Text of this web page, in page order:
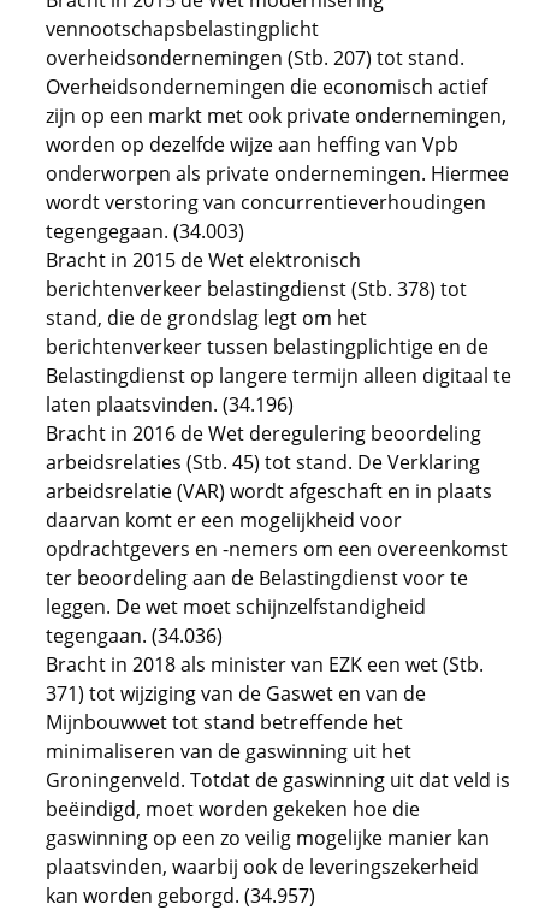
vennootschapsbelastingplicht
overheidsondernemingen (Stb. 207) tot stand.
Overheidsondernemingen die economisch actief
zijn op een markt met ook private ondernemingen,
worden op dezelfde wijze aan heffing van Vpb
onderworpen als private ondernemingen. Hiermee
wordt verstoring van concurrentieverhoudingen
tegengegaan. (34.003)
Bracht in 2015 de Wet elektronisch
berichtenverkeer belastingdienst (Stb. 378) tot
stand, die de grondslag legt om het
berichtenverkeer tussen belastingplichtige en de
Belastingdienst op langere termijn alleen digitaal te
laten plaatsvinden. (34.196)
Bracht in 2016 de Wet deregulering beoordeling
arbeidsrelaties (Stb. 45) tot stand. De Verklaring
arbeidsrelatie (VAR) wordt afgeschaft en in plaats
daarvan komt er een mogelijkheid voor
opdrachtgevers en -nemers om een overeenkomst
ter beoordeling aan de Belastingdienst voor te
leggen. De wet moet schijnzelfstandigheid
tegengaan. (34.036)
Bracht in 2018 als minister van EZK een wet (Stb.
371) tot wijziging van de Gaswet en van de
Mijnbouwwet tot stand betreffende het
minimaliseren van de gaswinning uit het
Groningenveld. Totdat de gaswinning uit dat veld is
beëindigd, moet worden gekeken hoe die
gaswinning op een zo veilig mogelijke manier kan
plaatsvinden, waarbij ook de leveringszekerheid
kan worden geborgd. (34.957)